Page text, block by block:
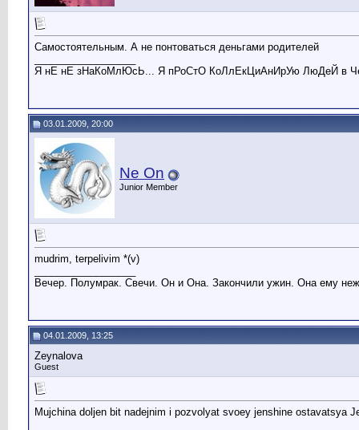
Самостоятельным. А не понтоваться деньгами родителей
Я нЕ нЕ зНаКоМлЮсЬ... Я пРоСтО КоЛлЕкЦиАнИрУю ЛюДеЙ в
03.01.2009, 20:00
Ne On
Junior Member
mudrim, terpelivim *(v)
Вечер. Полумрак. Свечи. Он и Она. Закончили ужин. Она ему
04.01.2009, 13:25
Zeynalova
Guest
Mujchina doljen bit nadejnim i pozvolyat svoey jenshine ostavatsya